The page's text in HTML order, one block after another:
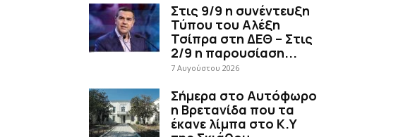
Στις 9/9 η συνέντευξη
Τύπου του Αλέξη
Τσίπρα στη ΔΕΘ – Στις
2/9 η παρουσίαση...
7 Αυγούστου 2026
Σήμερα στο Αυτόφωρο
η Βρετανίδα που τα
έκανε λίμπα στο Κ.Υ